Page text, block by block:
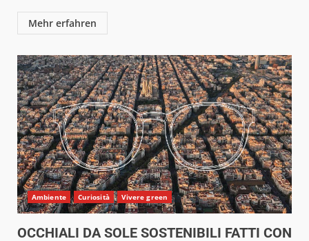
Mehr erfahren
Ambiente Curiosità Vivere green
OCCHIALI DA SOLE SOSTENIBILI FATTI CON